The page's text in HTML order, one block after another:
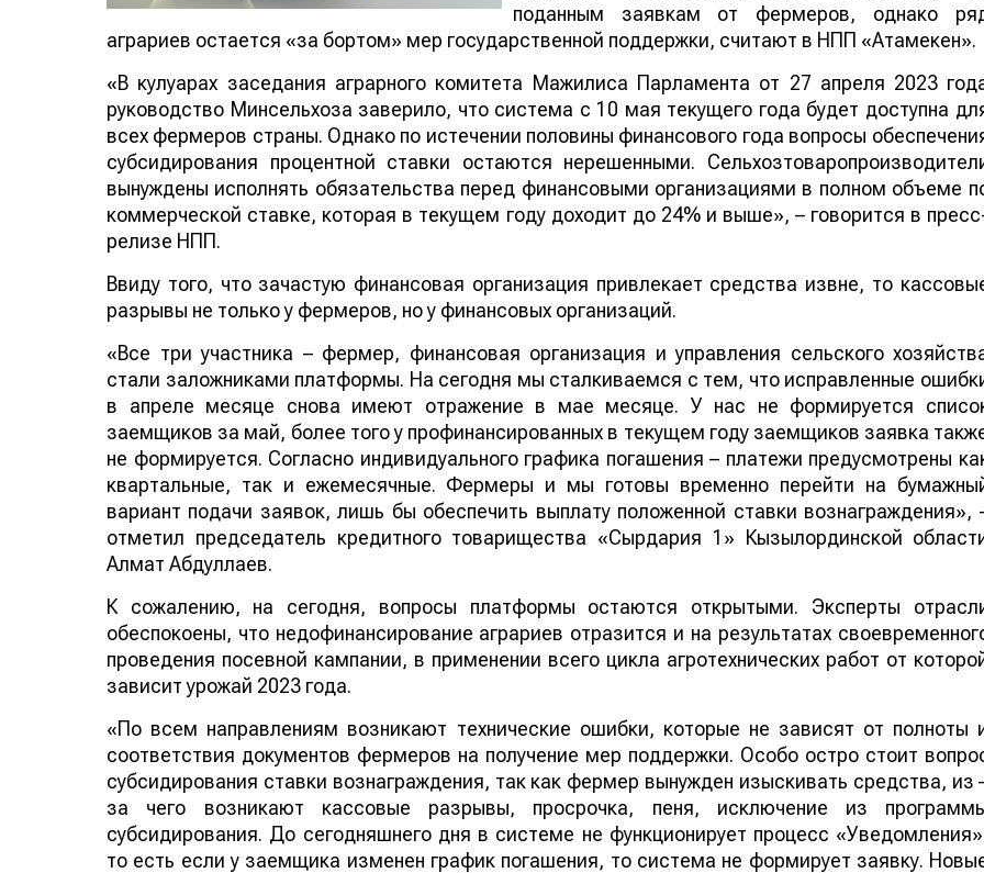
поданным заявкам от фермеров, однако
аграриев остается «за бортом» мер государственной поддержки, считают в НПП «Атамекен».
«В кулуарах заседания аграрного комитета Мажилиса Парламента от 27 апреля 2023
руководство Минсельхоза заверило, что система с 10 мая текущего года будет доступна
всех фермеров страны. Однако по истечении половины финансового года вопросы
субсидирования процентной ставки остаются нерешенными.
вынуждены исполнять обязательства перед финансовыми организациями в полном объеме
коммерческой ставке, которая в текущем году доходит до 24% и выше», – говорится в
релизе НПП.
Ввиду того, что зачастую финансовая организация привлекает средства извне, то
разрывы не только у фермеров, но у финансовых организаций.
«Все три участника – фермер, финансовая организация и управления сельского
стали заложниками платформы. На сегодня мы сталкиваемся с тем, что исправленные
в апреле месяце снова имеют отражение в мае месяце. У нас не формируется
заемщиков за май, более того у профинансированных в текущем году заемщиков заявка
не формируется. Согласно индивидуального графика погашения – платежи предусмотрены
квартальные, так и ежемесячные. Фермеры и мы готовы временно перейти на
вариант подачи заявок, лишь бы обеспечить выплату положенной ставки вознаграждения»,
отметил председатель кредитного товарищества «Сырдария 1» Кызылординской
Алмат Абдуллаев.
К сожалению, на сегодня, вопросы платформы остаются открытыми. Эксперты
обеспокоены, что недофинансирование аграриев отразится и на результатах
проведения посевной кампании, в применении всего цикла агротехнических работ от
зависит урожай 2023 года.
«По всем направлениям возникают технические ошибки, которые не зависят от полноты
соответствия документов фермеров на получение мер поддержки. Особо остро стоит
субсидирования ставки вознаграждения, так как фермер вынужден изыскивать средства, из
за чего возникают кассовые разрывы, просрочка, пеня, исключение из
субсидирования. До сегодняшнего дня в системе не функционирует процесс
то есть если у заемщика изменен график погашения, то система не формирует заявку.